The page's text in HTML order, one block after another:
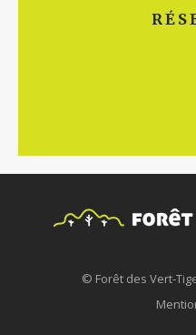
Réservez votre
© Forêt des Vert-